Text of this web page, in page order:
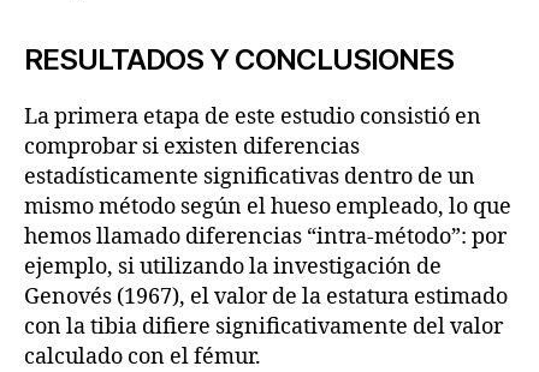
RESULTADOS Y CONCLUSIONES
La primera etapa de este estudio consistió en
comprobar si existen diferencias
estadísticamente significativas dentro de un
mismo método según el hueso empleado, lo que
hemos llamado diferencias “intra-método”: por
ejemplo, si utilizando la investigación de
Genovés (1967), el valor de la estatura estimado
con la tibia difiere significativamente del valor
calculado con el fémur.